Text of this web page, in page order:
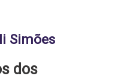
Simões
dos